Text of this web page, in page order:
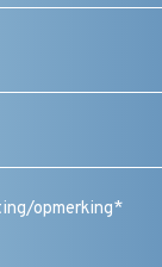
(Vereist)
Bericht
/